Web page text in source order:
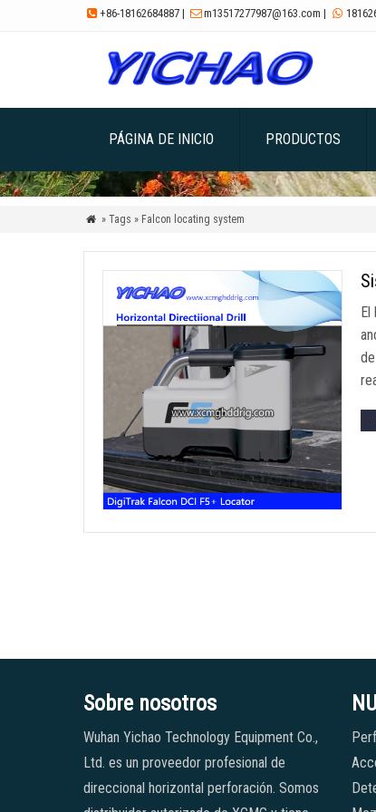
 +86-18162684887 | m13517277987@163.com | 
PÁGINA DE INICIO PRODUCTOS
 » Tags » Falcon locating system
El
Sobre nosotros
Wuhan Yichao Technology Equipment Co.,
Ltd. es un proveedor profesional de
direccional horizontal perforación. Somos